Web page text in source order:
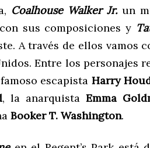
Coalhouse Walker Jr.un
sus composiciones y
A través de ellos vamos
Entre los personajes
escapista Harry
, la anarquista Emma
Booker T. Washington.